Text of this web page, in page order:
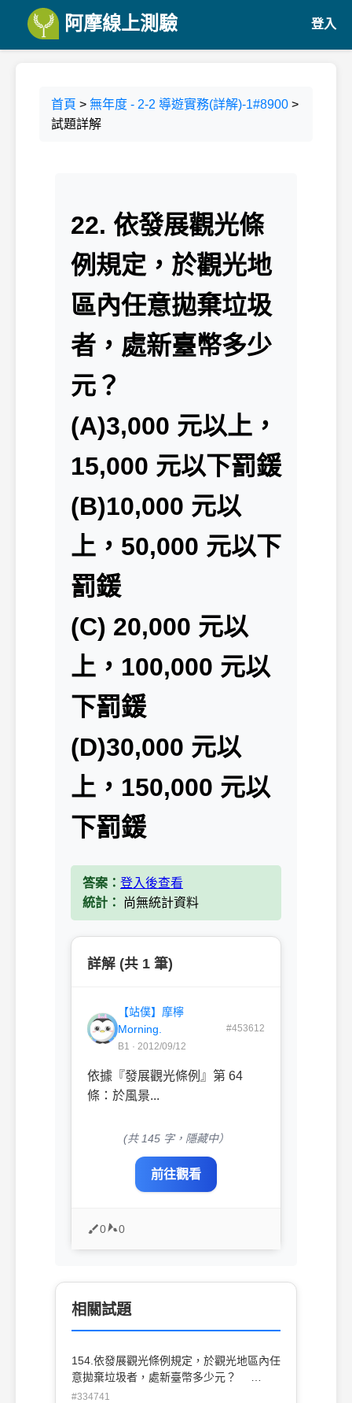
阿摩線上測驗 登入
首頁 > 無年度 - 2-2 導遊實務(詳解)-1#8900 >
試題詳解
22. 依發展觀光條
例規定，於觀光地
區內任意拋棄垃圾
者，處新臺幣多少
元？
(A)3,000 元以上，
15,000 元以下罰鍰
(B)10,000 元以
上，50,000 元以下
罰鍰
(C) 20,000 元以
上，100,000 元以
下罰鍰
(D)30,000 元以
上，150,000 元以
下罰鍰
答案： 登入後查看
統計：
尚無統計資料
詳解 (共 1 筆)
【站僕】摩檸
Morning.
B1 · 2012/09/12
#453612
依據『發展觀光條例』第 64
條：於風景...
(共 145 字，隱藏中）
前往觀看
0 0
相關試題
154.依發展觀光條例規定，於觀光地區內任
意拋棄垃圾者，處新臺幣多少元？
(A)3,000元以上，15,000元以下罰鍰
#334741